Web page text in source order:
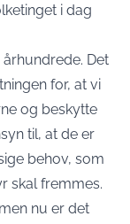
i dag
Det
for, at vi
og beskytte
til, at de er
behov, som
skal fremmes.
nu er det